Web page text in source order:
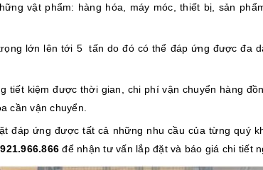
vật phẩm: hàng hóa, máy móc, thiết bị, sản
lớn lên tới 5 tấn do đó có thể đáp ứng được đa
tiết kiệm được thời gian, chi phí vận chuyển hàng
cần vận chuyển.
đáp ứng được tất cả những nhu cầu của từng quý
để nhận tư vấn lắp đặt và báo giá chi tiết